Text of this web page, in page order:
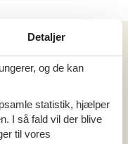
Detaljer
og de kan
statistik, hjælper
I så fald vil der blive
til vores